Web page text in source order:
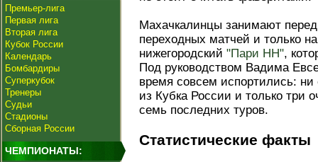
Премьер-лига
Первая лига
Вторая лига
Кубок России
Календарь
Бомбардиры
Суперкубок
Тренеры
Судьи
Стадионы
Сборная России
ЧЕМПИОНАТЫ:
Махачкалинцы занимают
переходных матчей и только
нижегородский "Пари НН",
Под руководством Вадима
время совсем испортились:
из Кубка России и только три
семь последних туров.
Статистические факты